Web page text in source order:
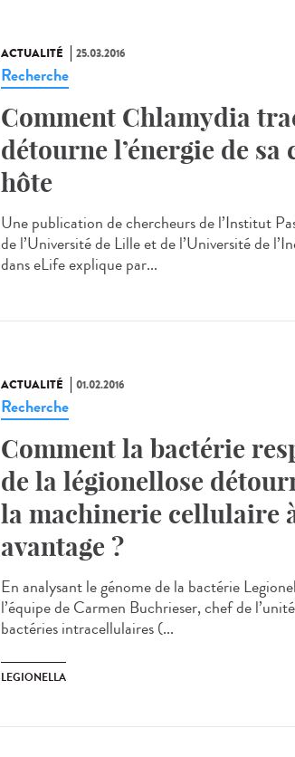
ACTUALITÉ 25.03.2016
Recherche
Comment Chlamydia
détourne l’énergie de sa
hôte
Une publication de chercheurs de l’Institut
de l’Université de Lille et de l’Université de
dans eLife explique par...
ACTUALITÉ 01.02.2016
Recherche
Comment la bactérie
de la légionellose
la machinerie cellulaire
avantage ?
En analysant le génome de la bactérie
l’équipe de Carmen Buchrieser, chef de
bactéries intracellulaires (...
LEGIONELLA